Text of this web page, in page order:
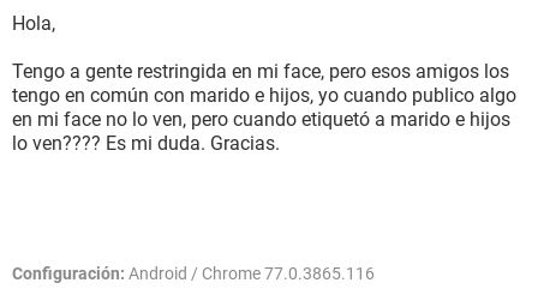
Hola,
Tengo a gente restringida en mi face, pero esos amigos los
tengo en común con marido e hijos, yo cuando publico algo
en mi face no lo ven, pero cuando etiquetó a marido e hijos
lo ven???? Es mi duda. Gracias.
Configuración: Android / Chrome 77.0.3865.116